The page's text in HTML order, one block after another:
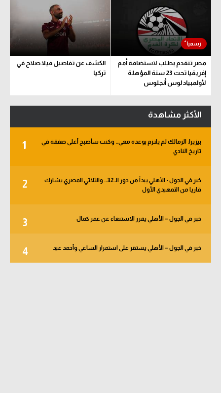
مصر تتقدم بطلب لاستضافة أمم
إفريقيا تحت 23 سنة المؤهلة
لأولمبياد لوس أنجلوس
الكشف عن تفاصيل فيلا صلاح في
تركيا
الأكثر مشاهدة
1
بيزيرا: الزمالك لم يلتزم بوعده معي.. وكنت سأصبح أغلى صفقة في
تاريخ النادي
2
خبر في الجول - الأهلي يبدأ من دور الـ 32.. والثلاثي المصري يشارك
قاريا من التمهيدي الأول
3 خبر في الجول – الأهلي يقرر الاستنغاء عن عمر كمال
4 خبر في الجول – الأهلي يستقر على استمرار الساعي وأحمد عيد